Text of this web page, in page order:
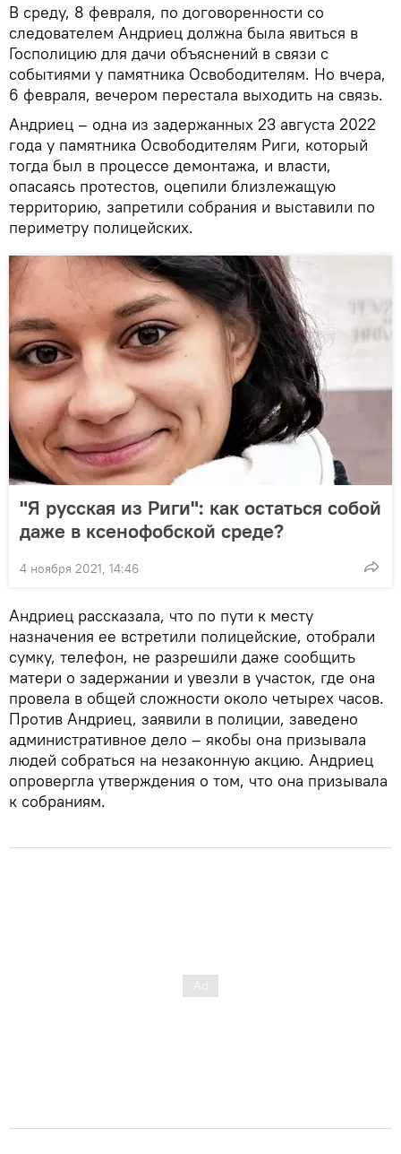
В среду, 8 февраля, по договоренности со
следователем Андриец должна была явиться в
Госполицию для дачи объяснений в связи с
событиями у памятника Освободителям. Но вчера,
6 февраля, вечером перестала выходить на связь.
Андриец – одна из задержанных 23 августа 2022
года у памятника Освободителям Риги, который
тогда был в процессе демонтажа, и власти,
опасаясь протестов, оцепили близлежащую
территорию, запретили собрания и выставили по
периметру полицейских.
"Я русская из Риги": как остаться собой
даже в ксенофобской среде?
4 ноября 2021, 14:46
Андриец рассказала, что по пути к месту
назначения ее встретили полицейские, отобрали
сумку, телефон, не разрешили даже сообщить
матери о задержании и увезли в участок, где она
провела в общей сложности около четырех часов.
Против Андриец, заявили в полиции, заведено
административное дело – якобы она призывала
людей собраться на незаконную акцию. Андриец
опровергла утверждения о том, что она призывала
к собраниям.